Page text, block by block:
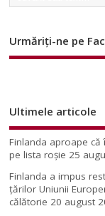
Urmăriți-ne pe
Ultimele articole
Finlanda aproape că
pe lista roșie 25
Finlanda a impus
ţărilor Uniunii
călătorie 20 august